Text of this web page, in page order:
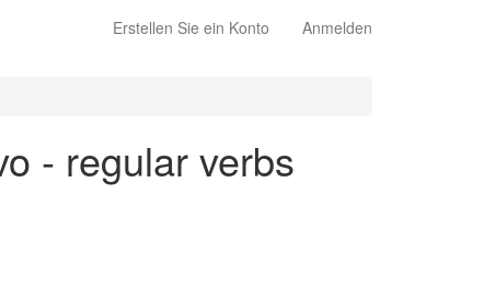
Erstellen Sie ein Konto Anmelden
- regular verbs